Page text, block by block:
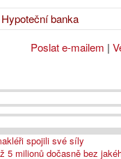
banka
Poslat e-mailem |
spojili své síly
5 milionů dočasně bez